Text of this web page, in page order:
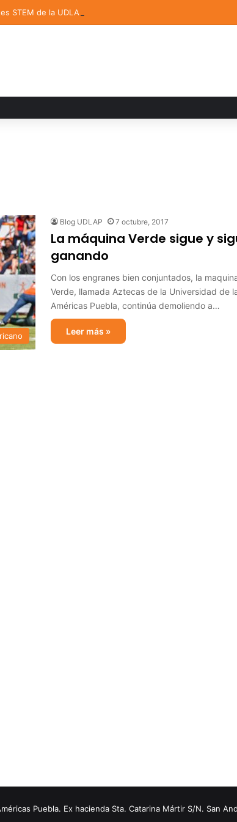
STEM de la UDLAP destacan en el MUTVI 2026
Blog UDLAP 7 octubre, 2017
La máquina Verde sigue y
ganando
Con los engranes bien conjuntados, la
Verde, llamada Aztecas de la Universidad de
Américas Puebla, continúa demoliendo a…
Leer más »
Puebla. Ex hacienda Sta. Catarina Mártir S/N. San